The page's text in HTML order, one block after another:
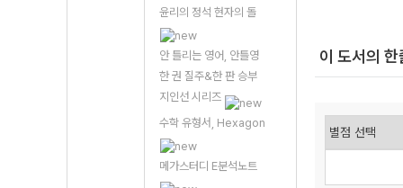
윤리의 정석 현자의 돌
안 틀리는 영어, 안틀영
한 권 질주&한 판 승부
지인선 시리즈
수학 유형서, Hexagon
메가스터디 E분석노트
이 도서의 한